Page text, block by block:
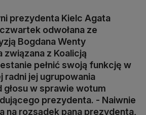
prezydenta Kielc Agata
odwołana ze
Bogdana Wenty
z Koalicją
pełnić swoją funkcję w
radni jej ugrupowania
w sprawie wotum
prezydenta. - Naiwnie
na rozsądek pana prezydenta,